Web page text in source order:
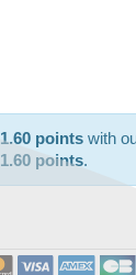
1.60 points with
1.60 points.